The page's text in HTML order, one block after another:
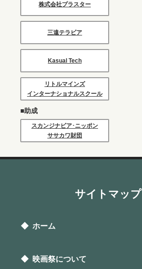
株式会社プラスター
三遠テラビア
Kasual Tech
リトルマインズ
インターナショナルスクール
■助成
スカンジナビア･ニッポン
ササカワ財団
サイトマップ
◆ ホーム
◆ 映画祭について